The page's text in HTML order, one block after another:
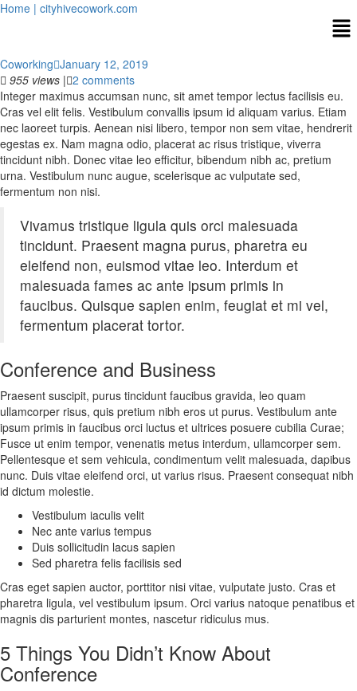
Home | cityhivecowork.com
Coworking January 12, 2019
955 views | 2 comments
Integer maximus accumsan nunc, sit amet tempor lectus facilisis eu.
Cras vel elit felis. Vestibulum convallis ipsum id aliquam varius. Etiam
nec laoreet turpis. Aenean nisi libero, tempor non sem vitae, hendrerit
egestas ex. Nam magna odio, placerat ac risus tristique, viverra
tincidunt nibh. Donec vitae leo efficitur, bibendum nibh ac, pretium
urna. Vestibulum nunc augue, scelerisque ac vulputate sed,
fermentum non nisi.
Vivamus tristique ligula quis orci malesuada
tincidunt. Praesent magna purus, pharetra eu
eleifend non, euismod vitae leo. Interdum et
malesuada fames ac ante ipsum primis in
faucibus. Quisque sapien enim, feugiat et mi vel,
fermentum placerat tortor.
Conference and Business
Praesent suscipit, purus tincidunt faucibus gravida, leo quam
ullamcorper risus, quis pretium nibh eros ut purus. Vestibulum ante
ipsum primis in faucibus orci luctus et ultrices posuere cubilia Curae;
Fusce ut enim tempor, venenatis metus interdum, ullamcorper sem.
Pellentesque et sem vehicula, condimentum velit malesuada, dapibus
nunc. Duis vitae eleifend orci, ut varius risus. Praesent consequat nibh
id dictum molestie.
Vestibulum iaculis velit
Nec ante varius tempus
Duis sollicitudin lacus sapien
Sed pharetra felis facilisis sed
Cras eget sapien auctor, porttitor nisi vitae, vulputate justo. Cras et
pharetra ligula, vel vestibulum ipsum. Orci varius natoque penatibus et
magnis dis parturient montes, nascetur ridiculus mus.
5 Things You Didn’t Know About
Conference